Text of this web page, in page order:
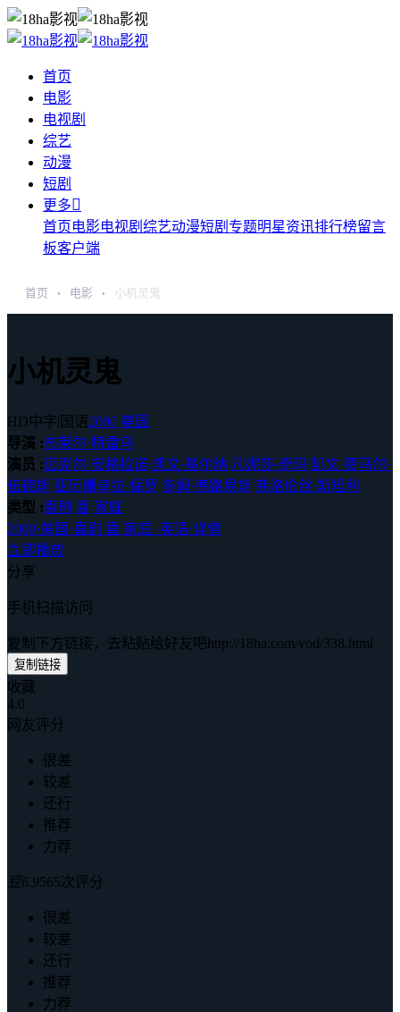
首页
电影
电视剧
综艺
动漫
短剧
更多
首页电影电视剧 综艺动漫短剧 专题明星资讯排行榜留言
板客户端
首页 › 电影 › 小机灵鬼
小机灵鬼
HD中字|国语2000 美国
导演 :布莱尔·特雷乌
演员 :迈克尔·安格拉诺 凯文·基尔纳 凡妮莎·奇玛 凯文·贾马尔·
伍德斯 亚历姗卓拉·保罗 多姆·德路易斯 弗洛伦丝·斯坦利
类型 :喜剧 喜 家庭
2000·美国 ·喜剧 喜 家庭 ·英语·详情
立即播放
分享
手机扫描访问
复制下方链接，去粘贴给好友吧http://18ha.com/vod/338.html
复制链接
收藏
4.0
网友评分
很差
较差
还行
推荐
力荐
豆6.9565次评分
很差
较差
还行
推荐
力荐